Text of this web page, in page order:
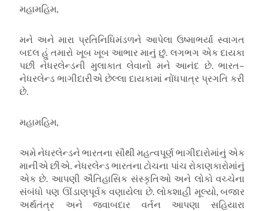
મહામહિમ,
મને અને મારા પ્રતિનિધિમંડળને આપેલા ઉષ્માભર્યા સ્વાગત
બદલ હું તમારો ખૂબ ખૂબ આભાર માનું છું. લગભગ એક દાયકા
પછી નેધરલેન્ડની મુલાકાત લેવાનો મને આનંદ છે.ભારત–
નેધરલેન્ડ ભાગીદારીએ છેલ્લા દાયકામાં નોંધપાત્ર પ્રગતિ કરી
છે.
મહામહિમ,
અમે નેધરલેન્ડને ભારતના સૌથી મહત્વપૂર્ણ ભાગીદારોમાંનું એક
માનીએ છીએ. નેધરલેન્ડ ભારતના ટોચના પાંચ રોકાણકારોમાંનું
એક છે. આપણી ઐતિહાસિક સંસ્કૃતિઓ અને લોકો વચ્ચેના
સંબંધો પણ ઊંડાણપૂર્વક વણાયેલા છે.લોકશાહી મૂલ્યો,બજાર
અર્થતંત્ર અને જવાબદાર વર્તન આપણા સહિયારા